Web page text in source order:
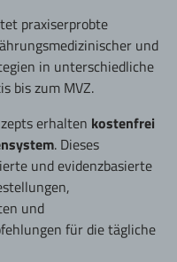
praxiserprobte
und
in unterschiedliche
bis zum MVZ.
erhalten kostenfrei
. Dieses
und evidenzbasierte
und
für die tägliche